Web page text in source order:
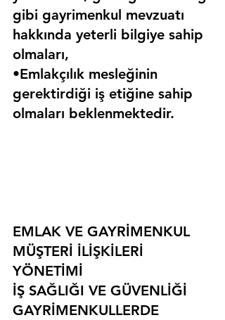
gibi gayrimenkul mevzuatı
hakkında yeterli bilgiye sahip
olmaları,
•Emlakçılık mesleğinin
gerektirdiği iş etiğine sahip
olmaları beklenmektedir.
EMLAK VE GAYRİMENKUL
MÜŞTERİ İLİŞKİLERİ
YÖNETİMİ
İŞ SAĞLIĞI VE GÜVENLİĞİ
GAYRİMENKULLERDE